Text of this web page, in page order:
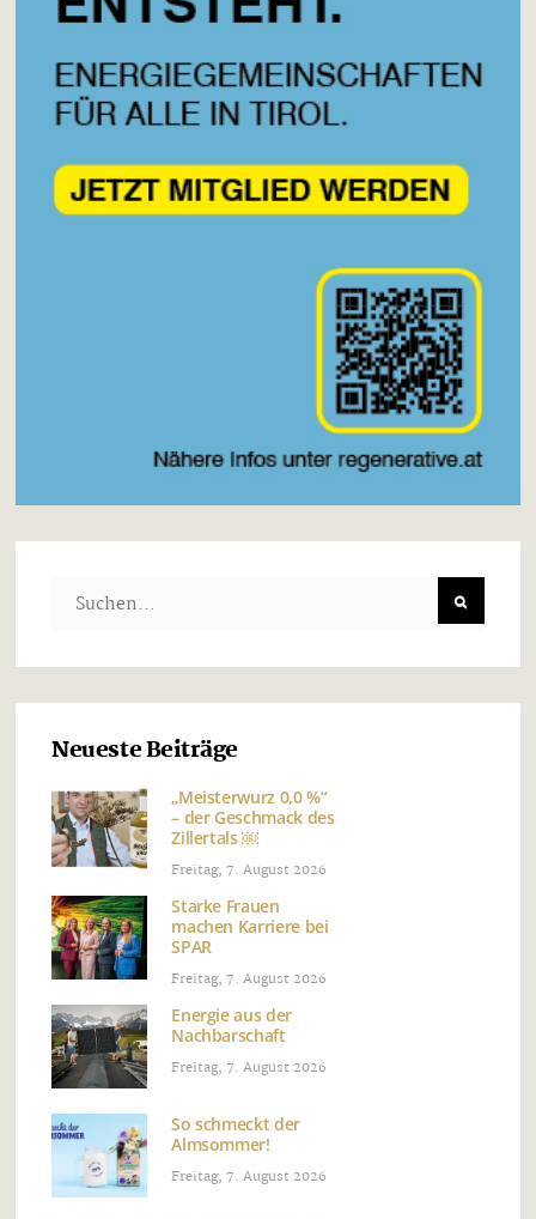
Neueste Beiträge
„Meisterwurz 0,0 %“
– der Geschmack des
Zillertals ￼
Freitag, 7. August 2026
Starke Frauen
machen Karriere bei
SPAR
Freitag, 7. August 2026
Energie aus der
Nachbarschaft
Freitag, 7. August 2026
So schmeckt der
Almsommer!
Freitag, 7. August 2026